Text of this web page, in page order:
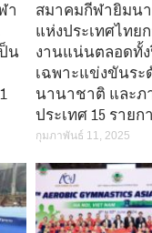
า
น
สมาคมกีฬายิมน
แห่งประเทศไทย
งานแน่นตลอดทั้
เฉพาะแข่งขันระ
นานาชาติ และภ
ประเทศ 15 รายก
กุมภาพันธ์ 11, 2025